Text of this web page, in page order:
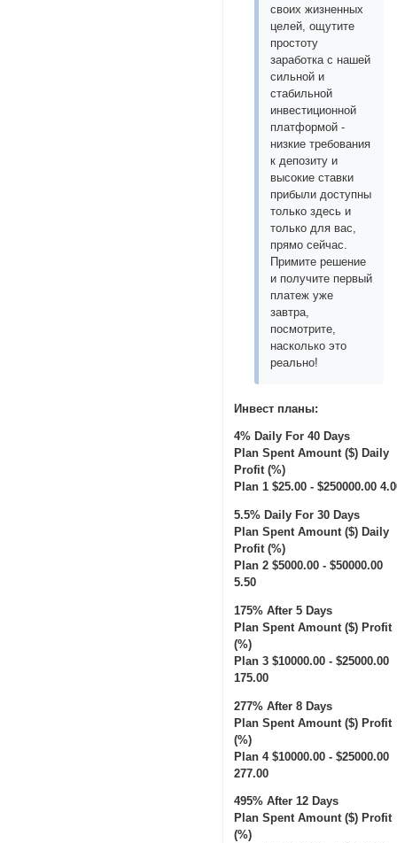
своих жизненных
целей, ощутите
простоту
заработка с нашей
сильной и
стабильной
инвестиционной
платформой -
низкие требования
к депозиту и
высокие ставки
прибыли доступны
только здесь и
только для вас,
прямо сейчас.
Примите решение
и получите первый
платеж уже
завтра,
посмотрите,
насколько это
реально!
Инвест планы:
4% Daily For 40 Days
Plan Spent Amount ($) Daily
Profit (%)
Plan 1 $25.00 - $250000.00
5.5% Daily For 30 Days
Plan Spent Amount ($) Daily
Profit (%)
Plan 2 $5000.00 - $50000.00
5.50
175% After 5 Days
Plan Spent Amount ($) Profit
(%)
Plan 3 $10000.00 - $25000.00
175.00
277% After 8 Days
Plan Spent Amount ($) Profit
(%)
Plan 4 $10000.00 - $25000.00
277.00
495% After 12 Days
Plan Spent Amount ($) Profit
(%)